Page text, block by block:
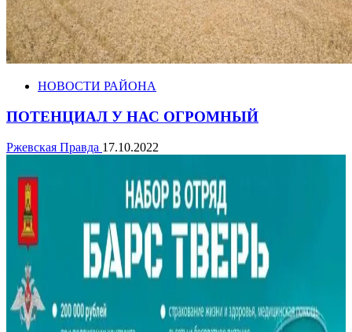
НОВОСТИ РАЙОНА
ПОТЕНЦИАЛ У НАС ОГРОМНЫЙ
Ржевская Правда 17.10.2022